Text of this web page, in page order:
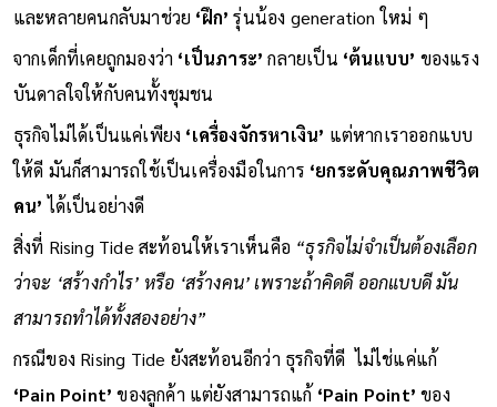
และหลายคนกลับมาช่วย ‘ฝึก’ รุ่นน้อง generation ใหม่ ๆ
จากเด็กที่เคยถูกมองว่า ‘เป็นภาระ’ กลายเป็น ‘ต้นแบบ’ ของแรง
บันดาลใจให้กับคนทั้งชุมชน
ธุรกิจไม่ได้เป็นแค่เพียง ‘เครื่องจักรหาเงิน’ แต่หากเราออกแบบ
ให้ดี มันก็สามารถใช้เป็นเครื่องมือในการ ‘ยกระดับคุณภาพชีวิต
คน’ ได้เป็นอย่างดี
สิ่งที่ Rising Tide สะท้อนให้เราเห็นคือ “ธุรกิจไม่จำเป็นต้องเลือก
ว่าจะ ‘สร้างกำไร’ หรือ ‘สร้างคน’ เพราะถ้าคิดดี ออกแบบดี มัน
สามารถทำได้ทั้งสองอย่าง”
กรณีของ Rising Tide ยังสะท้อนอีกว่า ธุรกิจที่ดี ไม่ไช่แค่แก้
‘Pain Point’ ของลูกค้า แต่ยังสามารถแก้ ‘Pain Point’ ของ